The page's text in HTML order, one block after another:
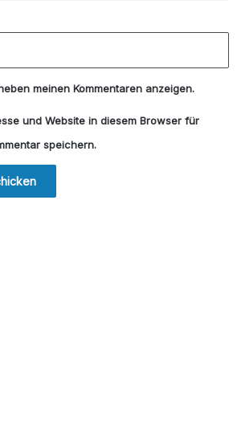
meinen Kommentaren anzeigen.
und Website in diesem Browser für
speichern.